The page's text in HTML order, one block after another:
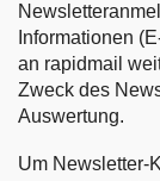
Informationen
an rapidmail
Zweck des
Auswertung.
Um Newsletter-